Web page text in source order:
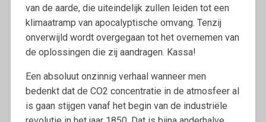
van de aarde, die uiteindelijk zullen leiden tot een
klimaatramp van apocalyptische omvang. Tenzij
onverwijld wordt overgegaan tot het overnemen van
de oplossingen die zij aandragen. Kassa!
Een absoluut onzinnig verhaal wanneer men
bedenkt dat de CO2 concentratie in de atmosfeer al
is gaan stijgen vanaf het begin van de industriële